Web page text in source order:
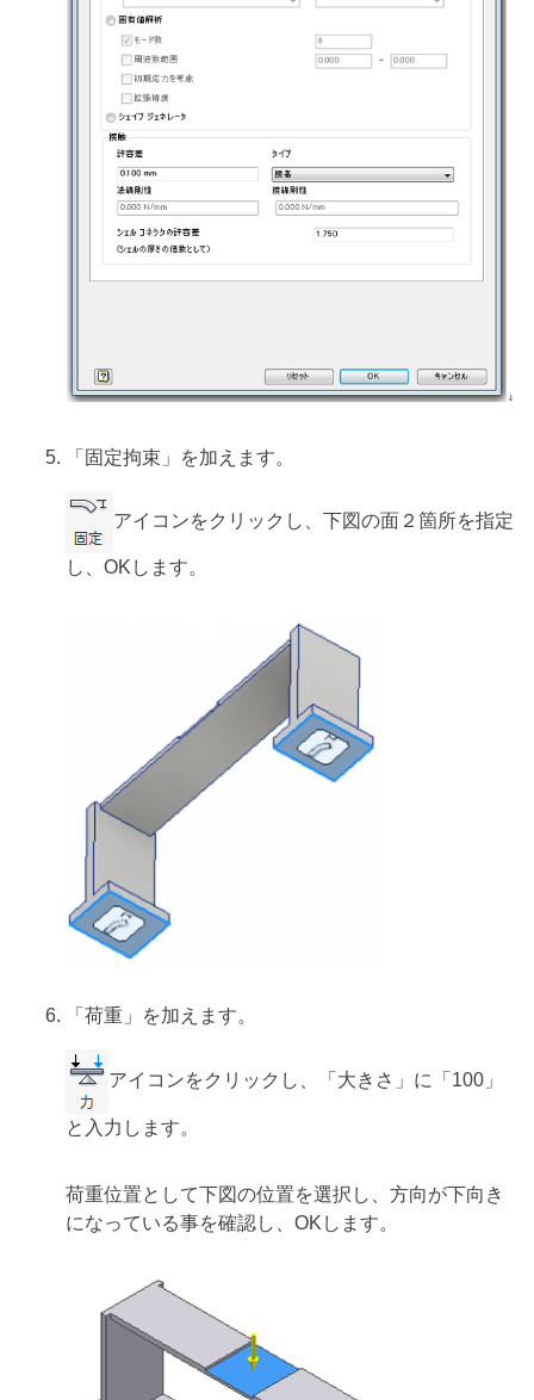
「固定拘束」を加えます。
アイコンをクリックし、下図の面２箇所を指定
し、OKします。
「荷重」を加えます。
アイコンをクリックし、「大きさ」に「100」
と入力します。
荷重位置として下図の位置を選択し、方向が下向き
になっている事を確認し、OKします。